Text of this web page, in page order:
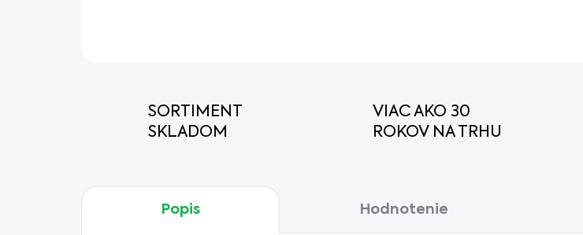
SORTIMENT
SKLADOM
VIAC AKO 30
ROKOV NA TRHU
Popis Hodnotenie